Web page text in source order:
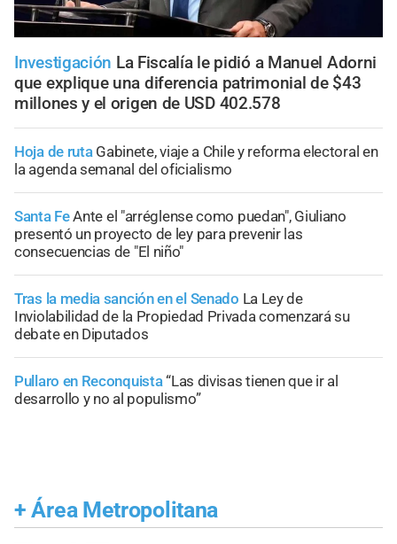
Investigación La Fiscalía le pidió a Manuel Adorni
que explique una diferencia patrimonial de $43
millones y el origen de USD 402.578
Hoja de ruta Gabinete, viaje a Chile y reforma electoral en
la agenda semanal del oficialismo
Santa FeAnte el "arréglense como puedan", Giuliano
presentó un proyecto de ley para prevenir las
consecuencias de "El niño"
Tras la media sanción en el Senado La Ley de
Inviolabilidad de la Propiedad Privada comenzará su
debate en Diputados
Pullaro en Reconquista“Las divisas tienen que ir al
desarrollo y no al populismo”
+ Área Metropolitana